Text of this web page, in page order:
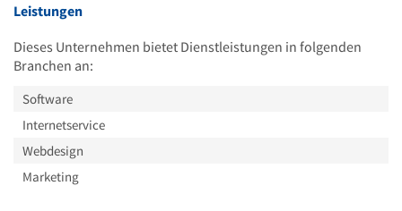
Leistungen
Dieses Unternehmen bietet Dienstleistungen in folgenden
Branchen an:
Software
Internetservice
Webdesign
Marketing